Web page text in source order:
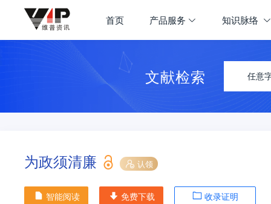
首页 产品服务 知识脉络
文献检索 任意
为政须清廉 认领
智能阅读 免费下载 收录证明